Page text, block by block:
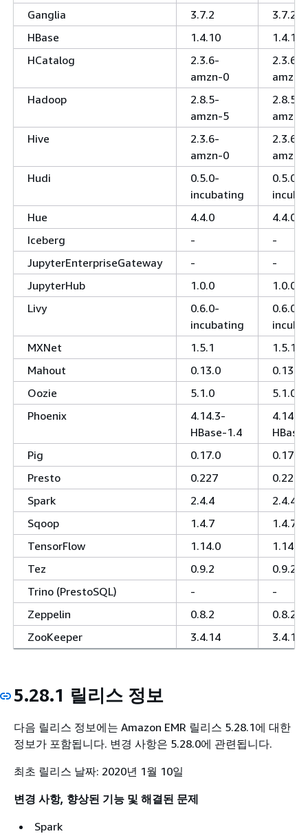
Ganglia
3.7.2
3.7.2
HBase
1.4.10
1.4.10
HCatalog
2.3.6-
amzn-0
2.3.6-
amzn-
Hadoop
2.8.5-
amzn-5
2.8.5-
amzn-
Hive
2.3.6-
amzn-0
2.3.6-
amzn-
Hudi
0.5.0-
incubating
0.5.0-
Hue
4.4.0
4.4.0
Iceberg
-
-
JupyterEnterpriseGateway
-
-
JupyterHub
1.0.0
1.0.0
Livy
0.6.0-
incubating
0.6.0-
MXNet
1.5.1
1.5.1
Mahout
0.13.0
0.13.0
Oozie
5.1.0
5.1.0
Phoenix
4.14.3-
HBase-1.4
4.14.3-
Pig
0.17.0
0.17.0
Presto
0.227
0.227
Spark
2.4.4
2.4.4
Sqoop
1.4.7
1.4.7
TensorFlow
1.14.0
1.14.0
Tez
0.9.2
0.9.2
Trino (PrestoSQL)
-
-
Zeppelin
0.8.2
0.8.2
ZooKeeper
3.4.14 3.4.14
5.28.1 릴리스 정보
다음 릴리스 정보에는 Amazon EMR 릴리스 5.28.1에 대한
정보가 포함됩니다. 변경 사항은 5.28.0에 관련됩니다.
최초 릴리스 날짜: 2020년 1월 10일
변경 사항, 향상된 기능 및 해결된 문제
Spark